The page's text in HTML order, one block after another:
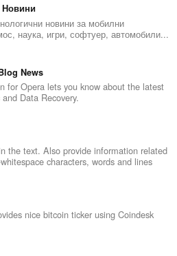
Новини
новини за мобилни
наука, игри, софтуер, автомобили...
News
for Opera lets you know about the latest
Data Recovery.
the text. Also provide information related
characters, words and lines
nice bitcoin ticker using Coindesk